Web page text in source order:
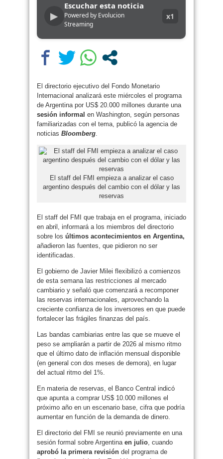
▶
Escuchar esta noticia
Powered by Evolucion
Streaming
x1
El directorio ejecutivo del Fondo Monetario
Internacional analizará este miércoles el programa
de Argentina por US$ 20.000 millones durante una
sesión informal en Washington, según personas
familiarizadas con el tema, publicó la agencia de
noticias Bloomberg.
El staff del FMI empieza a analizar el caso
argentino después del cambio con el dólar y las
reservas
El staff del FMI que trabaja en el programa, iniciado
en abril, informará a los miembros del directorio
sobre los últimos acontecimientos en Argentina,
añadieron las fuentes, que pidieron no ser
identificadas.
El gobierno de Javier Milei flexibilizó a comienzos
de esta semana las restricciones al mercado
cambiario y señaló que comenzará a recomponer
las reservas internacionales, aprovechando la
creciente confianza de los inversores en que puede
fortalecer las frágiles finanzas del país.
Las bandas cambiarias entre las que se mueve el
peso se ampliarán a partir de 2026 al mismo ritmo
que el último dato de inflación mensual disponible
(en general con dos meses de demora), en lugar
del actual ritmo del 1%.
En materia de reservas, el Banco Central indicó
que apunta a comprar US$ 10.000 millones el
próximo año en un escenario base, cifra que podría
aumentar en función de la demanda de dinero.
El directorio del FMI se reunió previamente en una
sesión formal sobre Argentinaen julio, cuando
aprobó la primera revisión del programa de